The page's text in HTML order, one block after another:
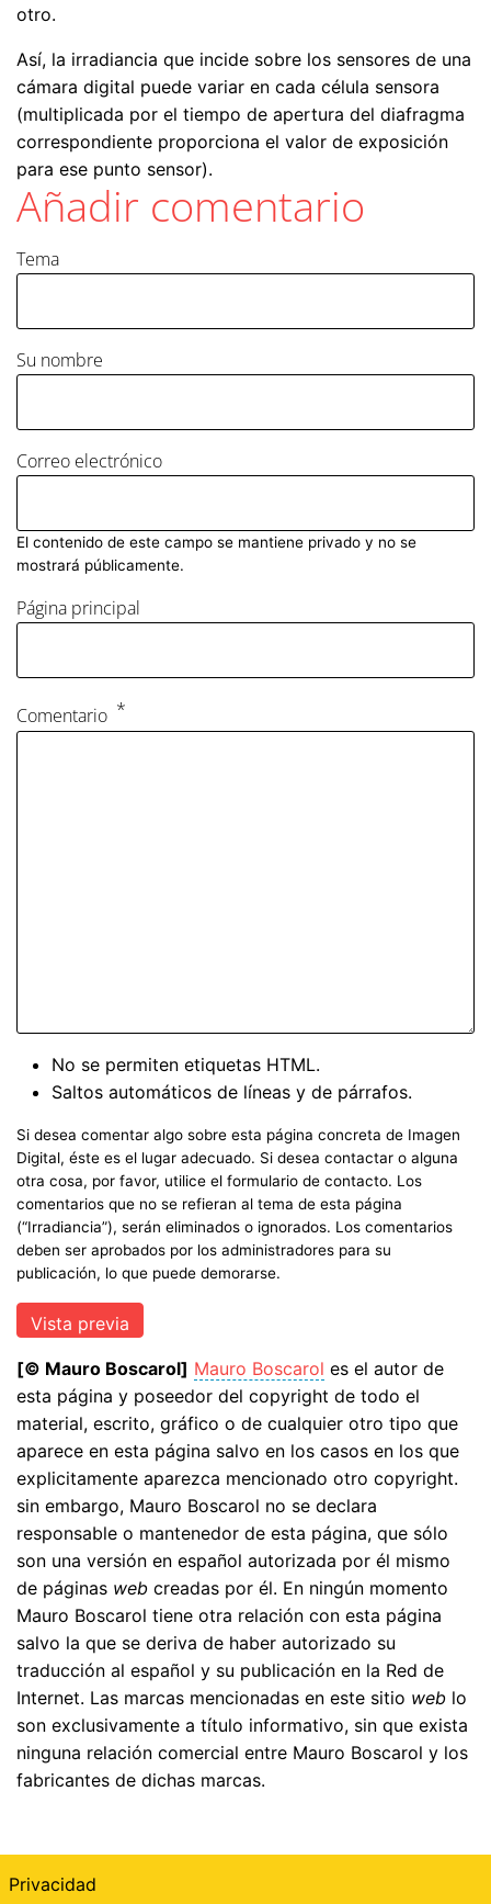
otro.
Así, la irradiancia que incide sobre los sensores de una
cámara digital puede variar en cada célula sensora
(multiplicada por el tiempo de apertura del diafragma
correspondiente proporciona el valor de exposición
para ese punto sensor).
Añadir comentario
Tema
Su nombre
Correo electrónico
El contenido de este campo se mantiene privado y no se
mostrará públicamente.
Página principal
Comentario
No se permiten etiquetas HTML.
Saltos automáticos de líneas y de párrafos.
Si desea comentar algo sobre esta página concreta de Imagen
Digital, éste es el lugar adecuado. Si desea contactar o alguna
otra cosa, por favor, utilice el formulario de contacto. Los
comentarios que no se refieran al tema de esta página
(“Irradiancia”), serán eliminados o ignorados. Los comentarios
deben ser aprobados por los administradores para su
publicación, lo que puede demorarse.
[© Mauro Boscarol] Mauro Boscarol es el autor de
esta página y poseedor del copyright de todo el
material, escrito, gráfico o de cualquier otro tipo que
aparece en esta página salvo en los casos en los que
explicitamente aparezca mencionado otro copyright.
sin embargo, Mauro Boscarol no se declara
responsable o mantenedor de esta página, que sólo
son una versión en español autorizada por él mismo
de páginas web creadas por él. En ningún momento
Mauro Boscarol tiene otra relación con esta página
salvo la que se deriva de haber autorizado su
traducción al español y su publicación en la Red de
Internet. Las marcas mencionadas en este sitio web lo
son exclusivamente a título informativo, sin que exista
ninguna relación comercial entre Mauro Boscarol y los
fabricantes de dichas marcas.
Privacidad